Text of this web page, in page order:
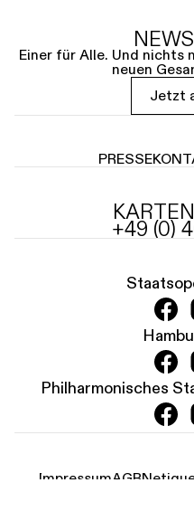
Einer für Alle. Und nichts
neuen
Jetzt
PRESSE
+49 (0)
Philharmonisches